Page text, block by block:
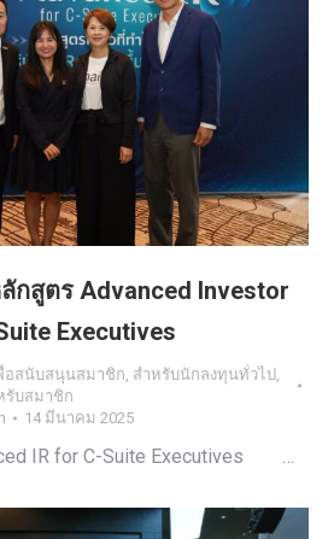
กสูตร Advanced Investor
Executives
อสนับสนุนสมาชิก, สำหรับนักลงทุนทั่วไป,
รับสมาชิก
14 มีนาคม 2025
IR for C-Suite Executives …